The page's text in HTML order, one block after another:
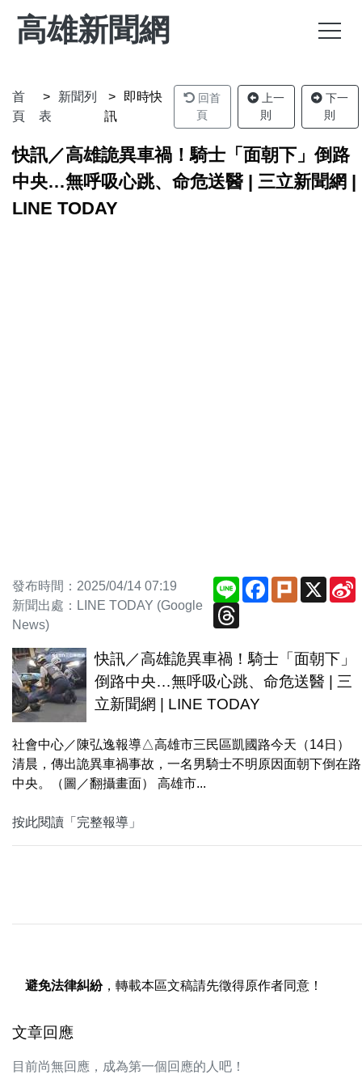
高雄新聞網
首
頁
新聞列
表
即時快
訊
回首
頁
上一
則
下一
則
快訊／高雄詭異車禍！騎士「面朝下」倒路
中央…無呼吸心跳、命危送醫 | 三立新聞網 |
LINE TODAY
發布時間：2025/04/14 07:19
新聞出處：LINE TODAY (Google
News)
Line Facebook
PlurkX
Threads
快訊／高雄詭異車禍！騎士「面朝下」
倒路中央…無呼吸心跳、命危送醫 | 三
立新聞網 | LINE TODAY
社會中心／陳弘逸報導△高雄市三民區凱國路今天（14日）
清晨，傳出詭異車禍事故，一名男騎士不明原因面朝下倒在路
中央。（圖／翻攝畫面） 高雄市...
按此閱讀「完整報導」
避免法律糾紛，轉載本區文稿請先徵得原作者同意！
文章回應
目前尚無回應，成為第一個回應的人吧！